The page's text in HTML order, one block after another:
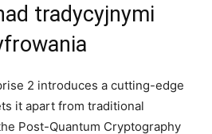
tradycyjnymi
2 introduces a cutting-edge
it‍ apart from traditional
Post-Quantum ⁤Cryptography